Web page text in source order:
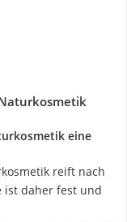
eine
reift nach
ist daher fest und